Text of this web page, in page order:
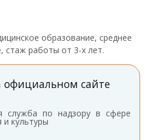
образование, среднее
стаж работы от 3-х лет.
сайте
служба по надзору в сфере
и культуры